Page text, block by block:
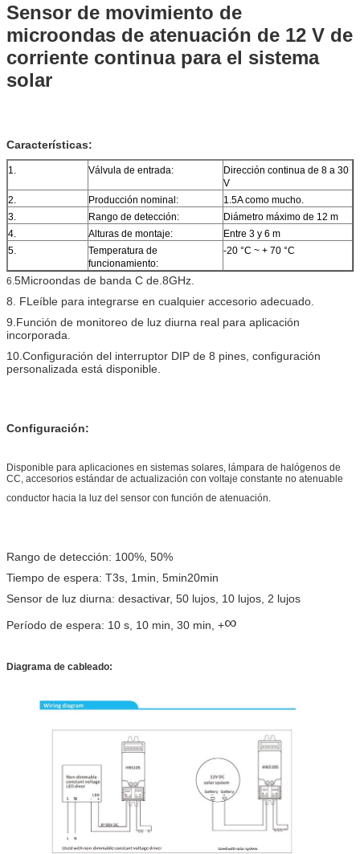
Sensor de movimiento de
microondas de atenuación de 12 V de
corriente continua para el sistema
solar
Características:
1. Válvula de entrada:
Dirección continua de 8 a 30
V
2.
Producción nominal:
1.5A como mucho.
3.
Rango de detección:
Diámetro máximo de 12 m
4.
Alturas de montaje:
Entre 3 y 6 m
5.
Temperatura de
funcionamiento:
-20 °C ~ + 70 °C
6.5Microondas de banda C de.8GHz.
8. FLeíble para integrarse en cualquier accesorio adecuado.
9. Función de monitoreo de luz diurna real para aplicación
incorporada.
10. Configuración del interruptor DIP de 8 pines, configuración
personalizada está disponible.
Configuración:
Disponible para aplicaciones en sistemas solares, lámpara de halógenos de
CC, accesorios estándar de actualización con voltaje constante no atenuable
conductor hacia la luz del sensor con función de atenuación.
Rango de detección: 100%, 50%
Tiempo de espera: T3s, 1min, 5min20min
Sensor de luz diurna: desactivar, 50 lujos, 10 lujos, 2 lujos
Período de espera: 10 s, 10 min, 30 min, +∞
Diagrama de cableado: